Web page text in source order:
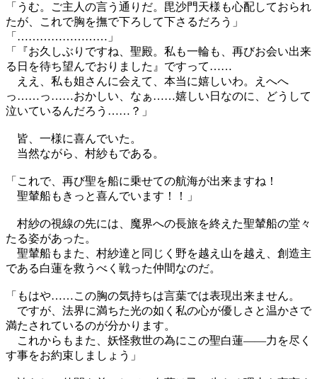
「うむ。ご主人の言う通りだ。毘沙門天様も心配しておられ
たが、これで胸を撫で下ろして下さるだろう」
「……………………」
「『お久しぶりですね、聖殿。私も一輪も、再びお会い出来
る日を待ち望んでおりました』ですって……
ええ、私も姐さんに会えて、本当に嬉しいわ。えへへ
っ……っ……おかしい、なぁ……嬉しい日なのに、どうして
泣いているんだろう……？」
皆、一様に喜んでいた。
当然ながら、村紗もである。
「これで、再び聖を船に乗せての航海が出来ますね！
聖輦船もきっと喜んでいます！！」
村紗の視線の先には、魔界への長旅を終えた聖輦船の堂々
たる姿があった。
聖輦船もまた、村紗達と同じく野を越え山を越え、創造主
である白蓮を救うべく戦った仲間なのだ。
「もはや……この胸の気持ちは言葉では表現出来ません。
ですが、法界に満ちた光の如く私の心が優しさと温かさで
満たされているのが分かります。
これからもまた、妖怪救世の為にこの聖白蓮――力を尽く
す事をお約束しましょう」